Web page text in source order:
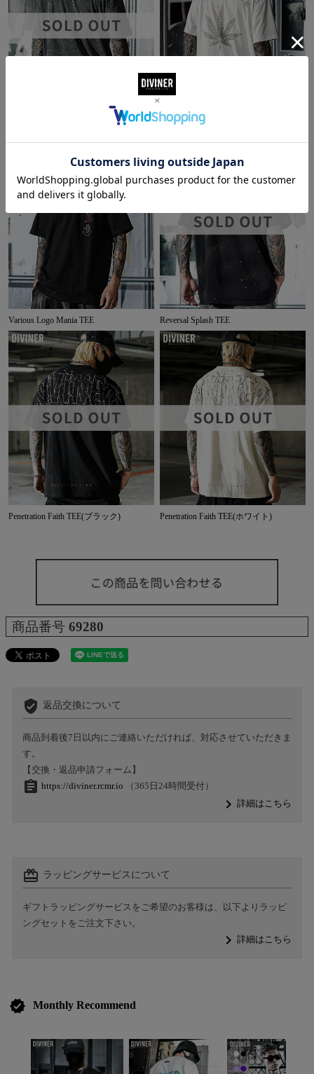
【420 WEED】Weed Illusion TEE(ブラ
【420 WEED】Weed Illusion TEE(オフ
Various Logo Mania TEE Reversal Splash TEE
Penetration Faith TEE(ブラック) Penetration Faith TEE(ホワイト)
商品番号 69280
verified_user 返品交換について
商品到着後7日以内にご連絡いただければ、対応させていただきま
す。
【交換・返品申請フォーム】
assignment https://diviner.rcmr.io （365日24時間受付）
navigate_next詳細はこちら
card_giftcard ラッピングサービスについて
ギフトラッピングサービスをご希望のお客様は、以下よりラッピ
ングセットをご注文下さい。
navigate_next詳細はこちら
verified Monthly Recommend